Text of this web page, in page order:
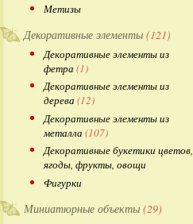
Метизы
Декоративные элементы (121)
Декоративные элементы из
фетра (1)
Декоративные элементы из
дерева (12)
Декоративные элементы из
металла (107)
Декоративные букетики цветов,
ягоды, фрукты, овощи
Фигурки
Миниатюрные объекты (29)